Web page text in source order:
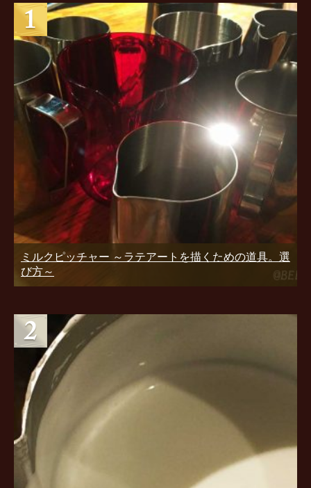
ミルクピッチャー ～ラテアートを描くための道具。選
び方～